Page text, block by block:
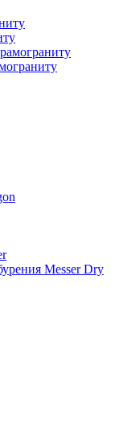
Messer Dry